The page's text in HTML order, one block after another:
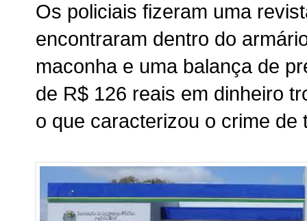
Os policiais fizeram uma
encontraram dentro do
maconha e uma balança de
de R$ 126 reais em dinheiro
o que caracterizou o crime